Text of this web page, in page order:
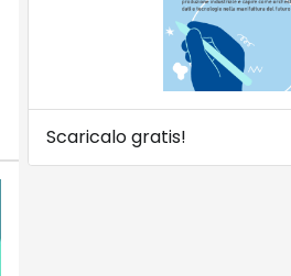
Scaricalo gratis!